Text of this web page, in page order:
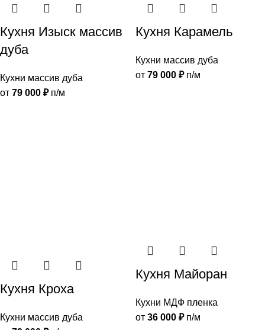
Кухня Изыск массив
дуба
Кухни массив дуба
от 79 000 ₽п/м
Кухня Карамель
Кухни массив дуба
от 79 000 ₽п/м
Кухня Кроха
Кухни массив дуба
Кухня Майоран
Кухни МДФ пленка
от 36 000 ₽п/м